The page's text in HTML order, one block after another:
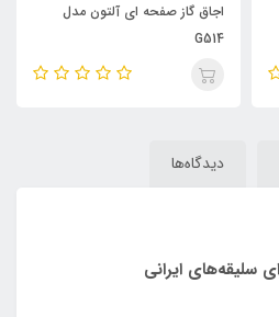
اجاق گاز صفحه ای آلتون مدل
G514
دیدگاه‌ها